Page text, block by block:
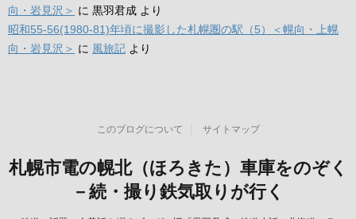
向・岩見沢＞ に 黒羽君成 より
昭和55-56(1980-81)年頃に撮影した札幌圏の駅（5）＜幌向・上幌
向・岩見沢＞ に 風旅記 より
このブログについて サイトマップ
札幌市電の幌北（ほろきた）車庫をのぞく
－続・撮り鉄気取りが行く